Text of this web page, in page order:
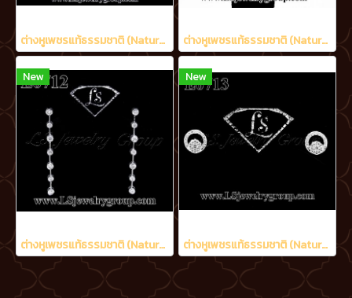
ต่างหูเพชรแท้ธรรมชาติ (Natural Diamonds) 0.60 Ct. ต่างหูเพชรแท้ธรรมชาติ (Natural Diamonds) 0.90 Ct.
New
ต่างหูเพชรแท้ธรรมชาติ (Natural Diamonds) 1.20 Ct.
New
ต่างหูเพชรแท้ธรรมชาติ (Natural Diamonds) 0.48 Ct.